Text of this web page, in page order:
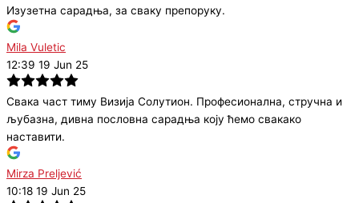
Изузетна сарадња, за сваку препоруку.
Mila Vuletic
12:39 19 Jun 25
Свака част тиму Визија Солутион. Професионална, стручна и
љубазна, дивна пословна сарадња коју ћемо свакако
наставити.
Mirza Preljević
10:18 19 Jun 25